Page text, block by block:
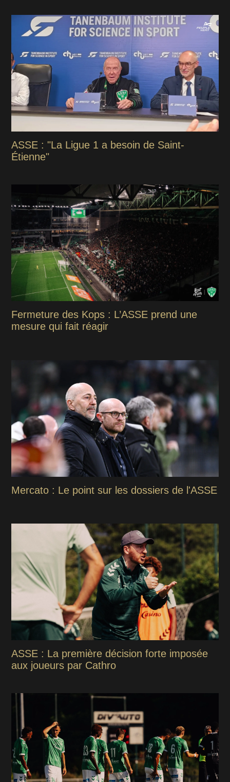
ASSE : "La Ligue 1 a besoin de Saint-
Étienne"
Fermeture des Kops : L’ASSE prend une
mesure qui fait réagir
Mercato : Le point sur les dossiers de l'ASSE
ASSE : La première décision forte imposée
aux joueurs par Cathro